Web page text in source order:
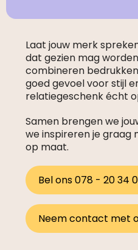
Laat jouw merk
dat gezien mag
combineren
goed gevoel voor stijl
relatiegeschenk écht
Samen brengen we
we inspireren je graag
op maat.
Bel ons 078 - 20 34
Neem contact met